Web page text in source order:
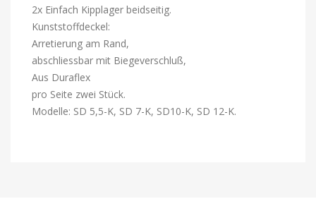
2x Einfach Kipplager beidseitig.
Kunststoffdeckel:
Arretierung am Rand,
abschliessbar mit Biegeverschluß,
Aus Duraflex
pro Seite zwei Stück.
Modelle: SD 5,5-K, SD 7-K, SD10-K, SD 12-K.